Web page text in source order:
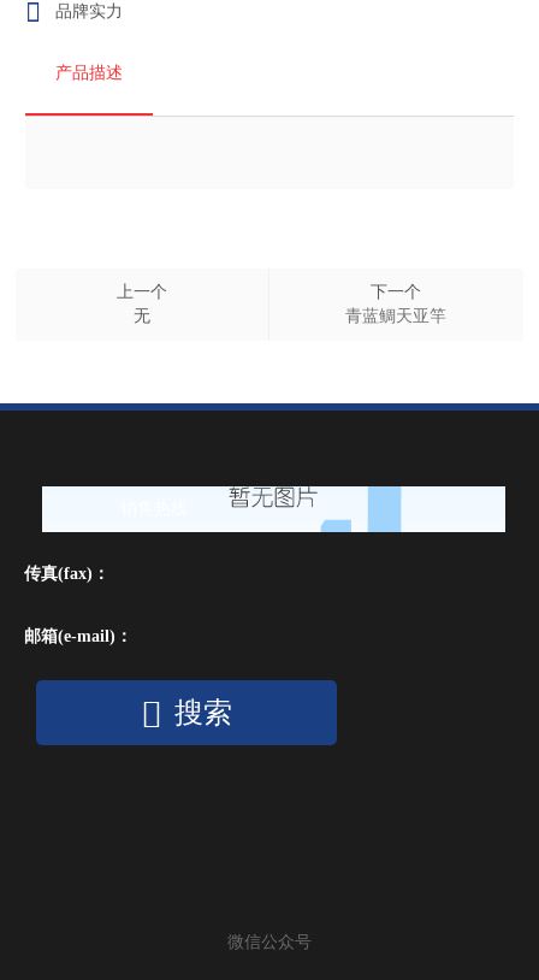
品牌实力
产品描述
上一个
无
下一个
青蓝鲷天亚竿
传真(fax)：
邮箱(e-mail)：
搜索
微信公众号